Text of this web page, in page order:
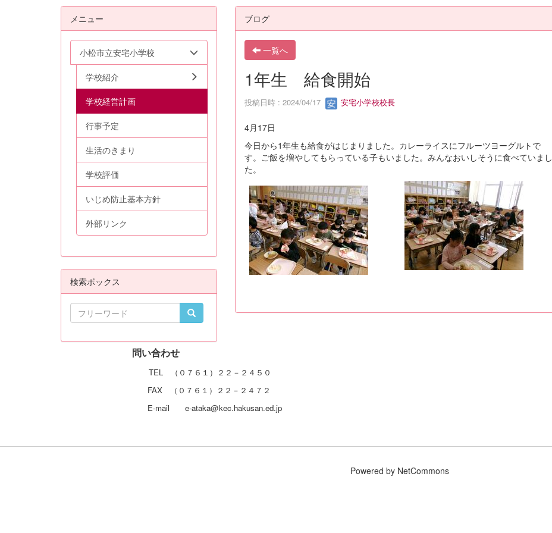
ブログ
一覧へ
1年生 給食開始
投稿日時 : 2024/04/17 安宅小学校校長
4月17日
今日から1年生も給食がはじまりました。カレーライスにフルーツヨーグルトで
す。ご飯を増やしてもらっている子もいました。みんなおいしそうに食べていまし
た。
メニュー
小松市立安宅小学校
学校紹介
学校経営計画
行事予定
生活のきまり
学校評価
いじめ防止基本方針
外部リンク
検索ボックス
問い合わせ
TEL （０７６１）２２－２４５０
FAX （０７６１）２２－２４７２
E-mail e-ataka@kec.hakusan.ed.jp
Powered by NetCommons